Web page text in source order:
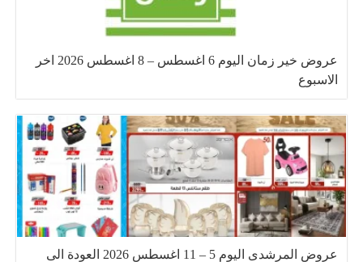
عروض خير زمان اليوم 6 اغسطس – 8 اغسطس 2026 اخر
الاسبوع
عروض المرشدى اليوم 5 – 11 اغسطس 2026 العودة الى